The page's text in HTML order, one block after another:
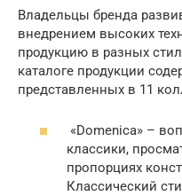
Владельцы бренда
внедрением высоких
продукцию в разных
каталоге продукции
представленных в 11
«Domenica» –
классики,
пропорциях
Классический